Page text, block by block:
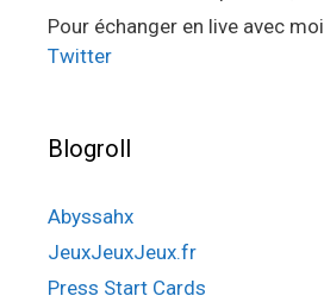
Pour échanger en live avec moi
Twitter
Blogroll
Abyssahx
JeuxJeuxJeux.fr
Press Start Cards